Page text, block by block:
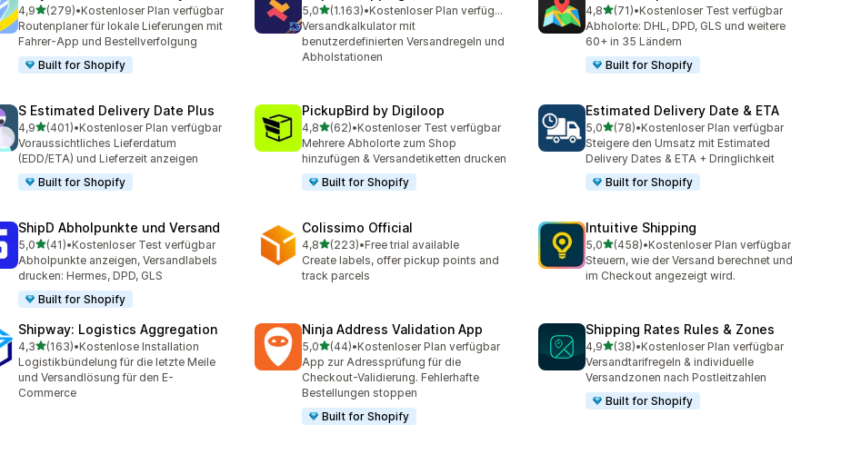
4,9von 5 Sternen
(279)
279 Rezensionen insgesamt
•Kostenloser Plan verfügbar
Routenplaner für lokale Lieferungen mit
Fahrer-App und Bestellverfolgung
Built for Shopify
5,0von 5 Sternen
(1.163)
1163 Rezensionen insgesamt
•
Kostenloser Plan verfügbar
Versandkalkulator mit
benutzerdefinierten Versandregeln und
Abholstationen
4,8von 5 Sternen
(71)
71 Rezensionen insgesamt
•Kostenloser Test verfügbar
Abholorte: DHL, DPD, GLS und weitere
60+ in 35 Ländern
Built for Shopify
S Estimated Delivery Date Plus
4,9von 5 Sternen
(401)
401 Rezensionen insgesamt
•Kostenloser Plan verfügbar
Voraussichtliches Lieferdatum
(EDD/ETA) und Lieferzeit anzeigen
Built for Shopify
PickupBird by Digiloop
4,8von 5 Sternen
(62)
62 Rezensionen insgesamt
•Kostenloser Test verfügbar
Mehrere Abholorte zum Shop
hinzufügen & Versandetiketten drucken
Built for Shopify
Estimated Delivery Date & ETA
5,0von 5 Sternen
(78)
78 Rezensionen insgesamt
•Kostenloser Plan verfügbar
Steigere den Umsatz mit Estimated
Delivery Dates & ETA + Dringlichkeit
Built for Shopify
ShipD Abholpunkte und Versand
5,0von 5 Sternen
(41)
41 Rezensionen insgesamt
•Kostenloser Test verfügbar
Abholpunkte anzeigen, Versandlabels
drucken: Hermes, DPD, GLS
Built for Shopify
Colissimo Official
4,8von 5 Sternen
(223)
223 Rezensionen insgesamt
•Free trial available
Create labels, offer pickup points and
track parcels
Intuitive Shipping
5,0von 5 Sternen
(458)
458 Rezensionen insgesamt
•Kostenloser Plan verfügbar
Steuern, wie der Versand berechnet und
im Checkout angezeigt wird.
Shipway: Logistics Aggregation
4,3von 5 Sternen
(163)
163 Rezensionen insgesamt
•Kostenlose Installation
Logistikbündelung für die letzte Meile
und Versandlösung für den E-
Commerce
Ninja Address Validation App
5,0von 5 Sternen
(44)
44 Rezensionen insgesamt
•Kostenloser Plan verfügbar
App zur Adressprüfung für die
Checkout-Validierung. Fehlerhafte
Bestellungen stoppen
Built for Shopify
Shipping Rates Rules & Zones
4,9von 5 Sternen
(38)
38 Rezensionen insgesamt
•Kostenloser Plan verfügbar
Versandtarifregeln & individuelle
Versandzonen nach Postleitzahlen
Built for Shopify